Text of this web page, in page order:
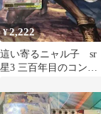
¥2,222
這い寄るニャル子 sr
星3 三百年目のコンセ